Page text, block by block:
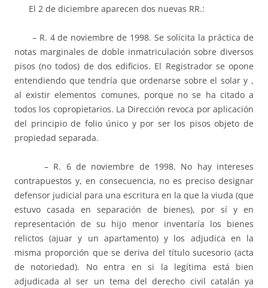
El 2 de diciembre aparecen dos nuevas RR.:
– R. 4 de noviembre de 1998. Se solicita la práctica de
notas marginales de doble inmatriculación sobre diversos
pisos (no todos) de dos edificios. El Registrador se opone
entendiendo que tendría que ordenarse sobre el solar y ,
al existir elementos comunes, porque no se ha citado a
todos los copropietarios. La Dirección revoca por aplicación
del principio de folio único y por ser los pisos objeto de
propiedad separada.
– R. 6 de noviembre de 1998. No hay intereses
contrapuestos y, en consecuencia, no es preciso designar
defensor judicial para una escritura en la que la viuda (que
estuvo casada en separación de bienes), por sí y en
representación de su hijo menor inventaría los bienes
relictos (ajuar y un apartamento) y los adjudica en la
misma proporción que se deriva del título sucesorio (acta
de notoriedad). No entra en si la legítima está bien
adjudicada al ser un tema del derecho civil catalán ya